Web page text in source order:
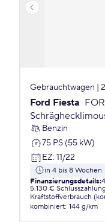
Gebrauchtwagen |
Ford Fiesta
Benzin
75 PS (55 kW)
EZ: 11/22
in 4 bis 8 Wochen
Finanzierungsdetails:
5.130 € Schlusszahlung
Kraftstoffverbrauch
kombiniert: 144 g/km